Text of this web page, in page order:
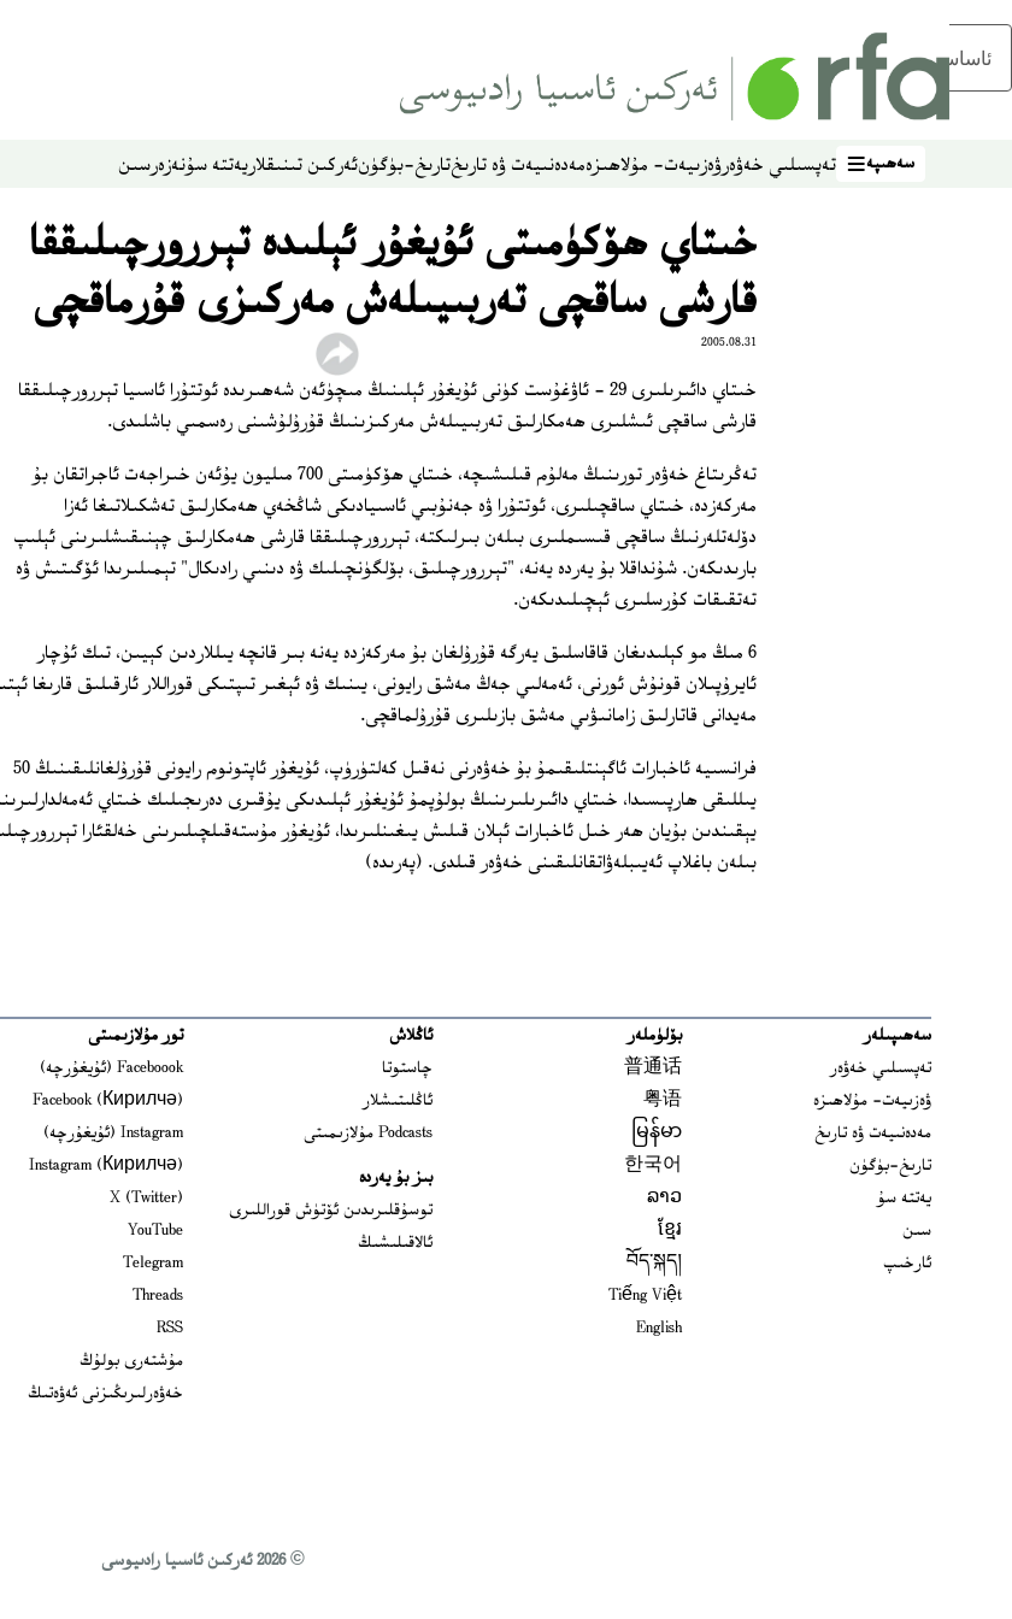
ئاساسلىق مەزمۇنغا ئاتلاڭ
سەھىپە
سەھىپە تەپسىلىي خەۋەرۋەزىيەت- مۇلاھىزەمەدەنىيەت ۋە تارىختارىخ-بۈگۈنئەركىن تىنىقلاريەتتە سۇنەزەرسىن
خىتاي ھۆكۈمىتى ئۇيغۇر ئېلىدە تېررورچىلىققا
قارشى ساقچى تەربىيىلەش مەركىزى قۇرماقچى
2005.08.31
خىتاي دائىرىلىرى 29 - ئاۋغۇست كۈنى ئۇيغۇر ئېلىنىڭ مىچۈئەن شەھىرىدە ئوتتۇرا ئاسىيا تېررورچىلىققا
قارشى ساقچى ئىشلىرى ھەمكارلىق تەربىيىلەش مەركىزىنىڭ قۇرۇلۇشىنى رەسمىي باشلىدى.
تەڭرىتاغ خەۋەر تورىنىڭ مەلۇم قىلىشىچە، خىتاي ھۆكۈمىتى 700 مىليون يۇئەن خىراجەت ئاجراتقان بۇ
مەركەزدە، خىتاي ساقچىلىرى، ئوتتۇرا ۋە جەنۇبىي ئاسىيادىكى شاڭخەي ھەمكارلىق تەشكىلاتىغا ئەزا
دۆلەتلەرنىڭ ساقچى قىسىملىرى بىلەن بىرلىكتە، تېررورچىلىققا قارشى ھەمكارلىق چېنىقىشلىرىنى ئېلىپ
بارىدىكەن. شۇنداقلا بۇ يەردە يەنە، "تېررورچىلىق، بۆلگۈنچىلىك ۋە دىنىي رادىكال" تېمىلىرىدا ئۆگىتىش ۋە
تەتقىقات كۇرسلىرى ئېچىلىدىكەن.
6 مىڭ مو كېلىدىغان قاقاسلىق يەرگە قۇرۇلغان بۇ مەركەزدە يەنە بىر قانچە يىللاردىن كېيىن، تىك ئۇچار
ئايرۇپىلان قونۇش ئورنى، ئەمەلىي جەڭ مەشق رايونى، يىنىك ۋە ئېغىر تىپتىكى قوراللار ئارقىلىق قارىغا
مەيدانى قاتارلىق زامانىۋىي مەشق بازىلىرى قۇرۇلماقچى.
فرانسىيە ئاخبارات ئاگېنتلىقىمۇ بۇ خەۋەرنى نەقىل كەلتۈرۈپ، ئۇيغۇر ئاپتونوم رايونى قۇرۇلغانلىقىنىڭ 50
يىللىقى ھارپىسىدا، خىتاي دائىرىلىرىنىڭ بولۇپمۇ ئۇيغۇر ئېلىدىكى يۇقىرى دەرىجىلىك خىتاي
يېقىندىن بۇيان ھەر خىل ئاخبارات ئېلان قىلىش يىغىنلىرىدا، ئۇيغۇر مۇستەقىلچىلىرىنى خەلقئارا
بىلەن باغلاپ ئەيىبلەۋاتقانلىقىنى خەۋەر قىلدى. (پەرىدە)
سەھىپىلەر
تەپسىلىي خەۋەر
ۋەزىيەت- مۇلاھىزە
مەدەنىيەت ۋە تارىخ
تارىخ-بۈگۈن
يەتتە سۇ
سىن
ئارخىپ
بۆلۈملەر
普通话
粤语
မြန်မာ
한국어
ລາວ
ខ្មែរ
བོད་སྐད།
Tiếng Việt
English
ئاڭلاش
چاستوتا
ئاڭلىتىشلار
Podcasts مۇلازىمىتى
بىز بۇ يەردە
توسۇقلىرىدىن ئۆتۈش قوراللىرى Opens in new window
ئالاقىلىشىڭ
تور مۇلازىمىتى
Faceboook (ئۇيغۇرچە)
Facebook (Кирилчә)
Instagram (ئۇيغۇرچە)
Instagram (Кирилчә)
X (Twitter)
in new window
YouTube
Opens in new window
Telegram
Opens in new window
Threads
Opens in new window
RSS
مۇشتەرى بولۇڭ
خەۋەرلىرىڭىزنى ئەۋەتىڭ
© 2026 ئەركىن ئاسىيا رادىيوسى